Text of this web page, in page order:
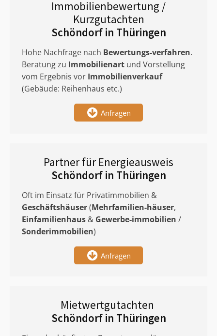
Immobilienbewertung /
Kurzgutachten
Schöndorf in Thüringen
Hohe Nachfrage nach Bewertungs-verfahren.
Beratung zu Immobilienart und Vorstellung
vom Ergebnis vor Immobilienverkauf
(Gebäude: Reihenhaus etc.)
Anfragen
Partner für Energieausweis
Schöndorf in Thüringen
Oft im Einsatz für Privatimmobilien &
Geschäftshäuser(Mehrfamilien-häuser,
Einfamilienhaus & Gewerbe-immobilien /
Sonderimmobilien)
Anfragen
Mietwertgutachten
Schöndorf in Thüringen